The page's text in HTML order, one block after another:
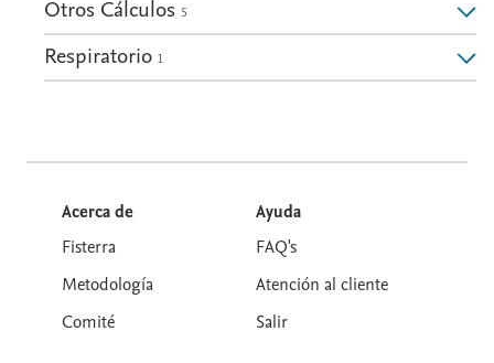
Otros Cálculos 5
Respiratorio 1
Acerca de
Fisterra
Metodología
Comité
Ayuda
FAQ's
Atención al cliente
Salir